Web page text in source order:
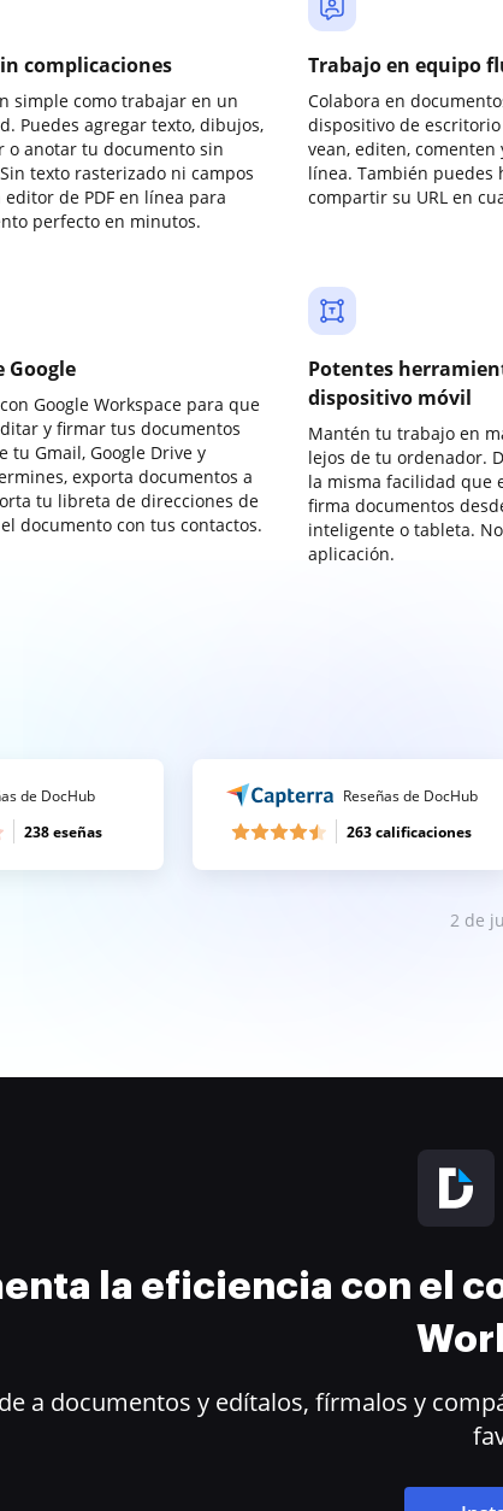
complicaciones
simple como trabajar en un
Puedes agregar texto, dibujos,
o anotar tu documento sin
texto rasterizado ni campos
de PDF en línea para
perfecto en minutos.
Trabajo en equipo
Colabora en
dispositivo de
vean, editen,
línea. También
compartir su URL en
Google
Google Workspace para que
y firmar tus documentos
tu Gmail, Google Drive y
exporta documentos a
tu libreta de direcciones de
documento con tus contactos.
Potentes
dispositivo móvil
Mantén tu trabajo en
lejos de tu ordenador.
la misma facilidad que
firma documentos
inteligente o tableta.
aplicación.
de DocHub
238 eseñas
Reseñas de DocHub
263 calificaciones
2 de
la eficiencia con el
a documentos y edítalos, fírmalos y